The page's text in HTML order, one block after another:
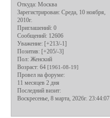
Откуда: Москва
Зарегистрирован: Среда, 10 ноября,
2010г.
Приглашений: 0
Сообщений: 12606
Уважение: [+213/-1]
Позитив: [+205/-3]
Пол: Женский
Возраст: 64 [1961-08-19]
Провел на форуме:
11 месяцев 2 дня
Последний визит:
Воскресенье, 8 марта, 2026г. 23:44:07